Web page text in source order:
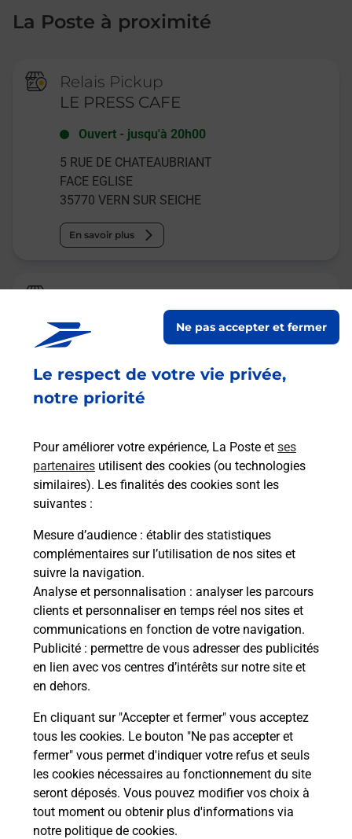
Le respect de votre vie privée,
notre priorité
Pour améliorer votre expérience, La Poste et ses
partenaires utilisent des cookies (ou technologies
similaires). Les finalités des cookies sont les
suivantes :
Mesure d’audience : établir des statistiques
complémentaires sur l’utilisation de nos sites et
suivre la navigation.
Analyse et personnalisation : analyser les parcours
clients et personnaliser en temps réel nos sites et
communications en fonction de votre navigation.
Publicité : permettre de vous adresser des publicités
en lien avec vos centres d’intérêts sur notre site et
en dehors.
En cliquant sur "Accepter et fermer" vous acceptez
tous les cookies. Le bouton "Ne pas accepter et
fermer" vous permet d'indiquer votre refus et seuls
les cookies nécessaires au fonctionnement du site
seront déposés. Vous pouvez modifier vos choix à
tout moment ou obtenir plus d'informations via
notre politique de cookies.
Ne pas accepter et fermer
La Poste à proximité
Relais Pickup
LE PRESS CAFE
Ouvert - jusqu'à 20h00
5 RUE DE CHATEAUBRIANT
FACE EGLISE
35770 VERN SUR SEICHE
En savoir plus
La Poste
VERN SUR SEICHE
jusqu'à 09h00
1 PLACE DE LA POSTE
35770 VERN SUR SEICHE
Malin !
La Poste
en ligne
Ouvert 24h/24
En savoir plus
VERN SUR SEICHE
CONSIGNE PICKUP GARE DE VERN